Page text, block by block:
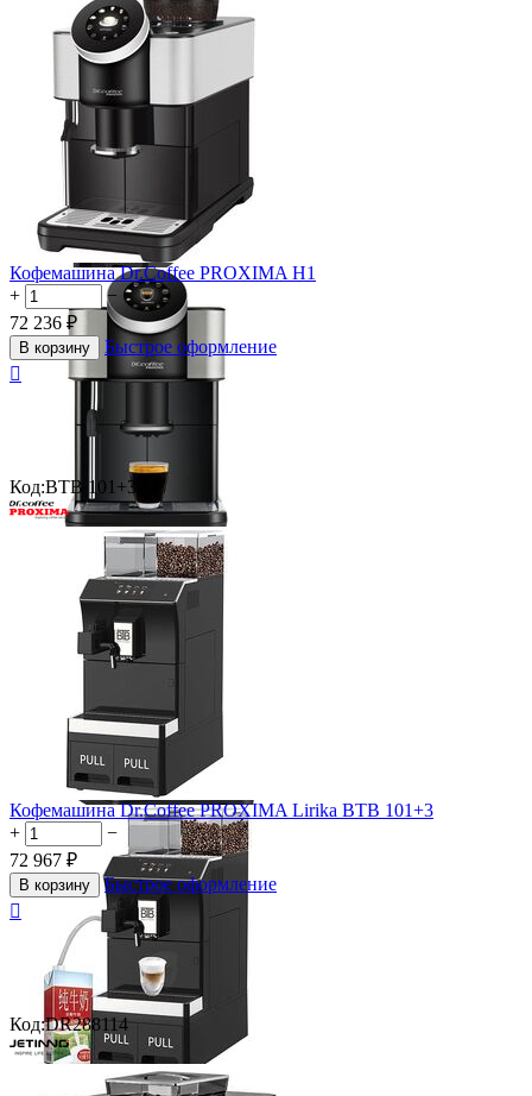
Кофемашина Dr.Coffee PROXIMA H1
+
−
72 236 ₽
В корзину
Быстрое оформление

Код:BTB 101+3
Кофемашина Dr.Coffee PROXIMA Lirika BTB 101+3
+
−
72 967 ₽
В корзину
Быстрое оформление

Код:DR288114